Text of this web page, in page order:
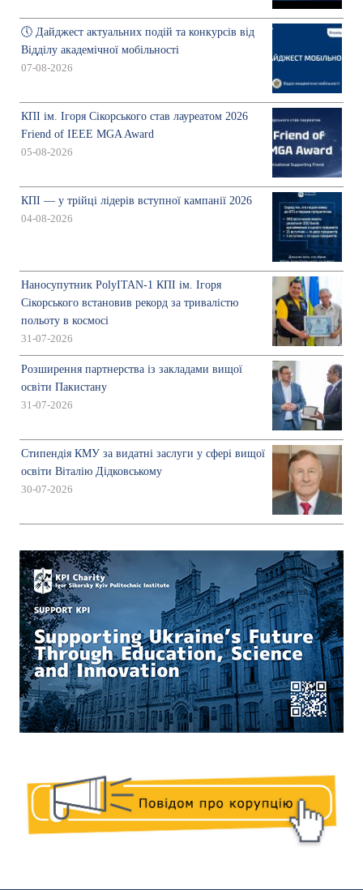
🕔 Дайджест актуальних подій та конкурсів від
Відділу академічної мобільності
07-08-2026
КПІ ім. Ігоря Сікорського став лауреатом 2026
Friend of IEEE MGA Award
05-08-2026
КПІ — у трійці лідерів вступної кампанії 2026
04-08-2026
Наносупутник PolyITAN-1 КПІ ім. Ігоря
Сікорського встановив рекорд за тривалістю
польоту в космосі
31-07-2026
Розширення партнерства із закладами вищої
освіти Пакистану
31-07-2026
Стипендія КМУ за видатні заслуги у сфері вищої
освіти Віталію Дідковському
30-07-2026